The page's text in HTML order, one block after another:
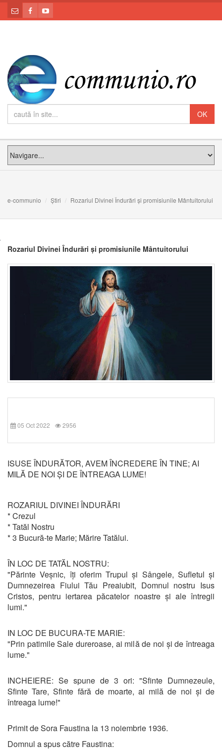
e-communio Știri Rozariul Divinei Îndurări și promisiunile Mântuitorului
Rozariul Divinei Îndurări și promisiunile Mântuitorului
05 Oct 2022 2956
ISUSE ÎNDURĂTOR, AVEM ÎNCREDERE ÎN TINE; AI
MILĂ DE NOI ȘI DE ÎNTREAGA LUME!
ROZARIUL DIVINEI ÎNDURĂRI
* Crezul
* Tatăl Nostru
* 3 Bucură-te Marie; Mărire Tatălui.
ÎN LOC DE TATĂL NOSTRU:
"Părinte Veșnic, îți oferim Trupul și Sângele, Sufletul și
Dumnezeirea Fiului Tău Preaiubit, Domnul nostru Isus
Cristos, pentru iertarea păcatelor noastre și ale întregii
lumi."
IN LOC DE BUCURA-TE MARIE:
"Prin patimile Sale dureroase, ai milă de noi și de întreaga
lume."
INCHEIERE: Se spune de 3 ori: "Sfinte Dumnezeule,
Sfinte Tare, Sfinte fără de moarte, ai milă de noi și de
întreaga lume!"
Primit de Sora Faustina la 13 noiembrie 1936.
Domnul a spus către Faustina: